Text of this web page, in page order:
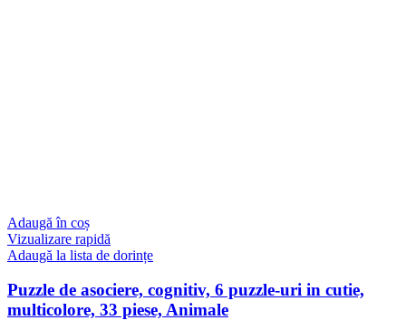
Adaugă în coș
Vizualizare rapidă
Adaugă la lista de dorințe
Puzzle de asociere, cognitiv, 6 puzzle-uri in cutie,
multicolore, 33 piese, Animale